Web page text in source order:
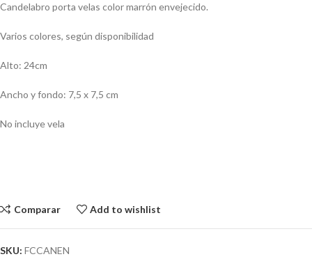
Candelabro porta velas color marrón envejecido.
Varios colores, según disponibilidad
Alto: 24cm
Ancho y fondo: 7,5 x 7,5 cm
No incluye vela
Comparar Add to wishlist
SKU: FCCANEN